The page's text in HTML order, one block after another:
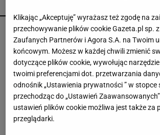
Świątek odwróciła losy meczu
koniec
Na taki mecz Ig Światęk
przegrała pierwszy set. Ale
bezradna
SUBSKRYPCJA
Klikając „Akceptuję” wyrażasz też zgodę na
przechowywanie plików cookie Gazeta.pl sp.
Zaufanych Partnerów i Agora S.A. na Twoim
końcowym. Możesz w każdej chwili zmienić
dotyczące plików cookie, wywołując
twoimi preferencjami dot. przetwarzania
odnośnik „Ustawienia prywatności ” w stopce
przechodząc do „Ustawień
ustawień plików cookie możliwa jest także za
przeglądarki.